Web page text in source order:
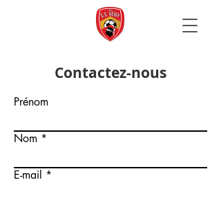
Contactez-nous
Prénom
Nom
E-mail